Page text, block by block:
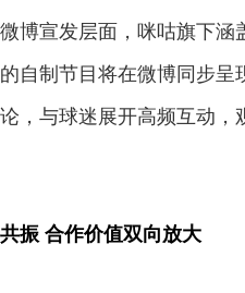
博宣发层面，咪咕旗下
自制节目将在微博同步
，与球迷展开高频互动
振 合作价值双向放大